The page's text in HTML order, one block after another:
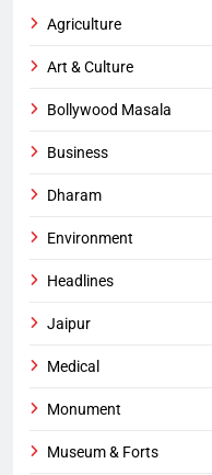
Agriculture
Art & Culture
Bollywood Masala
Business
Dharam
Environment
Headlines
Jaipur
Medical
Monument
Museum & Forts